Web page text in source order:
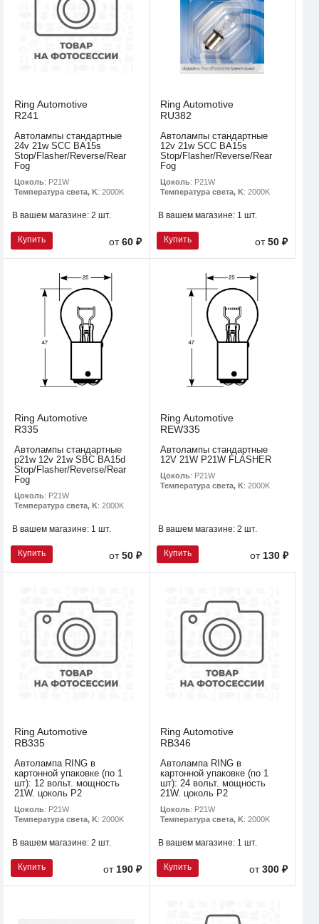
Ring Automotive
R241
Автолампы стандартные
24v 21w SCC BA15s
Stop/Flasher/Reverse/Rear
Fog
Цоколь: P21W
Температура света, K: 2000K
В вашем магазине: 2 шт.
Купить от60 ₽
Ring Automotive
RU382
Автолампы стандартные
12v 21w SCC BA15s
Stop/Flasher/Reverse/Rear
Fog
Цоколь: P21W
Температура света, K: 2000K
В вашем магазине: 1 шт.
Купить от50 ₽
Ring Automotive
R335
Автолампы стандартные
p21w 12v 21w SBC BA15d
Stop/Flasher/Reverse/Rear
Fog
Цоколь: P21W
Температура света, K: 2000K
В вашем магазине: 1 шт.
Купить от50 ₽
Ring Automotive
REW335
Автолампы стандартные
12V 21W P21W FLASHER
Цоколь: P21W
Температура света, K: 2000K
В вашем магазине: 2 шт.
Купить от 130 ₽
Ring Automotive
RB335
Автолампа RING в
картонной упаковке (по 1
шт): 12 вольт. мощность
21W. цоколь P2
Цоколь: P21W
Температура света, K: 2000K
В вашем магазине: 2 шт.
Купить от 190 ₽
Ring Automotive
RB346
Автолампа RING в
картонной упаковке (по 1
шт): 24 вольт. мощность
21W. цоколь P2
Цоколь: P21W
Температура света, K: 2000K
В вашем магазине: 1 шт.
Купить от300 ₽